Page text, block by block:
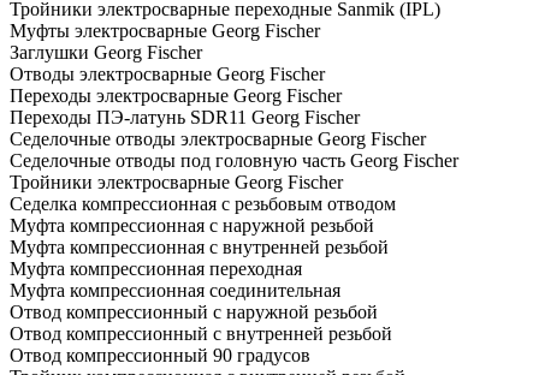
Тройники электросварные переходные Sanmik (IPL)
Муфты электросварные Georg Fischer
Заглушки Georg Fischer
Отводы электросварные Georg Fischer
Переходы электросварные Georg Fischer
Переходы ПЭ-латунь SDR11 Georg Fischer
Седелочные отводы электросварные Georg Fischer
Седелочные отводы под головную часть Georg Fischer
Тройники электросварные Georg Fischer
Седелка компрессионная с резьбовым отводом
Муфта компрессионная с наружной резьбой
Муфта компрессионная с внутренней резьбой
Муфта компрессионная переходная
Муфта компрессионная соединительная
Отвод компрессионный с наружной резьбой
Отвод компрессионный с внутренней резьбой
Отвод компрессионный 90 градусов